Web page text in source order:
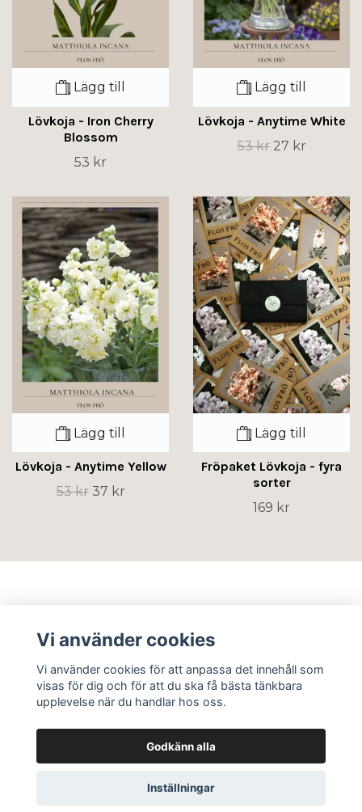
Lägg till
Lövkoja - Iron Cherry
Blossom
53 kr
Lägg till
Lövkoja - Anytime White
53 kr 27 kr
Lägg till
Lövkoja - Anytime Yellow
53 kr 37 kr
Lägg till
Fröpaket Lövkoja - fyra
sorter
169 kr
Sociala medier
© 2026 Flos Frö AB
Vi använder cookies
Vi använder cookies för att anpassa det innehåll som
visas för dig och för att du ska få bästa tänkbara
upplevelse när du handlar hos oss.
Godkänn alla
Inställningar